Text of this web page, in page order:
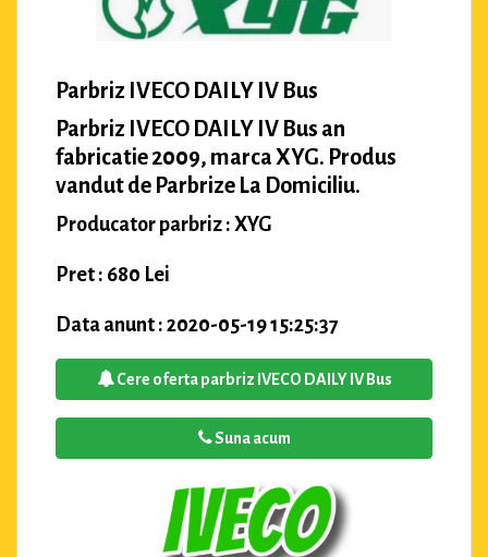
Parbriz IVECO DAILY IV Bus
Parbriz IVECO DAILY IV Bus an
fabricatie 2009, marca XYG. Produs
vandut de Parbrize La Domiciliu.
Producator parbriz : XYG
Pret : 680 Lei
Data anunt : 2020-05-19 15:25:37
Cere oferta parbriz IVECO DAILY IV Bus
Suna acum